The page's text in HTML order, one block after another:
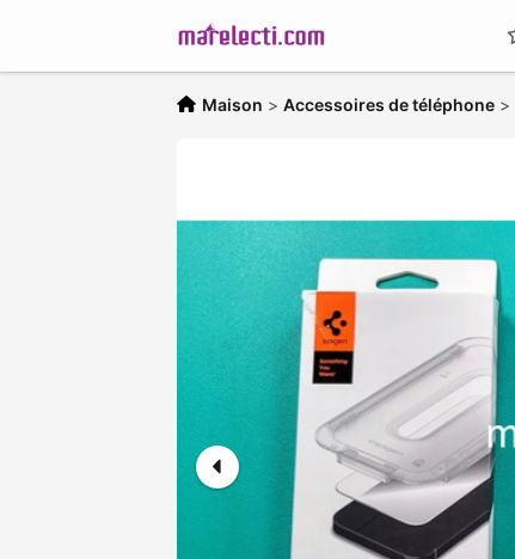
Maison > Accessoires de téléphone >